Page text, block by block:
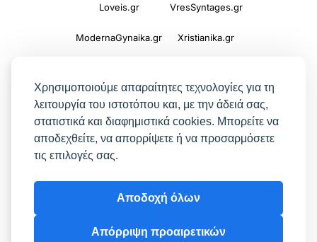
Χρησιμοποιούμε απαραίτητες τεχνολογίες για τη
λειτουργία του ιστοτόπου και, με την άδειά σας,
στατιστικά και διαφημιστικά cookies. Μπορείτε να
αποδεχθείτε, να απορρίψετε ή να προσαρμόσετε
τις επιλογές σας.
Αποδοχή όλων
Απόρριψη προαιρετικών
Loveis.gr VresSyntages.gr
ModernaGynaika.gr Xristianika.gr
Oikotropia.gr ZoumeSpiti.gr
Perepet.gr
© 2026Orama Group(Orama Group Μ.Ι.Κ.Ε.) |
Α.Φ.Μ. 801086294 – Δ.Ο.Υ. ΚΕΦΟΔΕ Αττικής |
Γ.Ε.ΜΗ 148748903000 | Έδρα: Αθήνα, Ελλάδα |